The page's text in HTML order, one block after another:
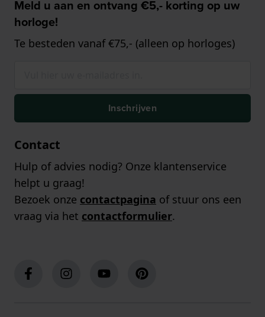
Meld u aan en ontvang €5,- korting op uw
horloge!
Te besteden vanaf €75,- (alleen op horloges)
Inschrijven
Contact
Hulp of advies nodig? Onze klantenservice
helpt u graag!
Bezoek onze contactpagina of stuur ons een
vraag via het contactformulier.